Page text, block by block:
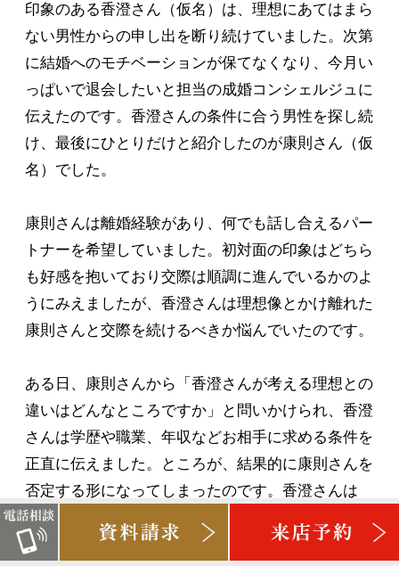
印象のある香澄さん（仮名）は、理想にあてはまら
ない男性からの申し出を断り続けていました。次第
に結婚へのモチベーションが保てなくなり、今月い
っぱいで退会したいと担当の成婚コンシェルジュに
伝えたのです。香澄さんの条件に合う男性を探し続
け、最後にひとりだけと紹介したのが康則さん（仮
名）でした。
康則さんは離婚経験があり、何でも話し合えるパー
トナーを希望していました。初対面の印象はどちら
も好感を抱いており交際は順調に進んでいるかのよ
うにみえましたが、香澄さんは理想像とかけ離れた
康則さんと交際を続けるべきか悩んでいたのです。
ある日、康則さんから「香澄さんが考える理想との
違いはどんなところですか」と問いかけられ、香澄
さんは学歴や職業、年収などお相手に求める条件を
正直に伝えました。ところが、結果的に康則さんを
否定する形になってしまったのです。香澄さんは
「このままでは康則さんと会えなくなってしまう」
と内心焦っていましたが、うまく言葉にできません